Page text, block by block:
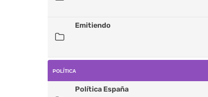
Emitiendo
POLÍTICA
Política España